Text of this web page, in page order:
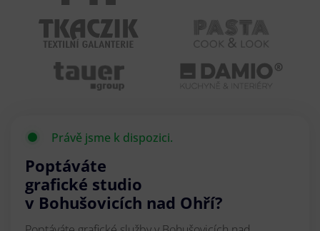
Právě jsme k dispozici.
Poptáváte
grafické studio
v Bohušovicích nad Ohří?